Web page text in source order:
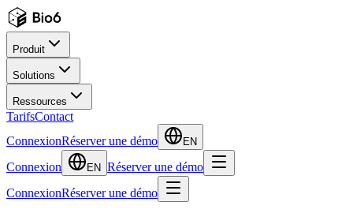
Produit
Solutions
Ressources
TarifsContact
ConnexionRéserver une démo EN
Connexion EN Réserver une démo
ConnexionRéserver une démo